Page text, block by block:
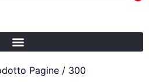
Pagine / 300